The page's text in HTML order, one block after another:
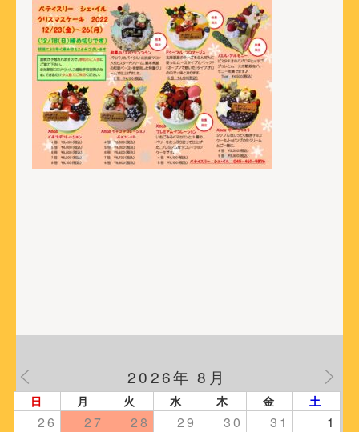
2026年 8月
日 月 火 水 木 金 土
26 27 28 29 30 31 1